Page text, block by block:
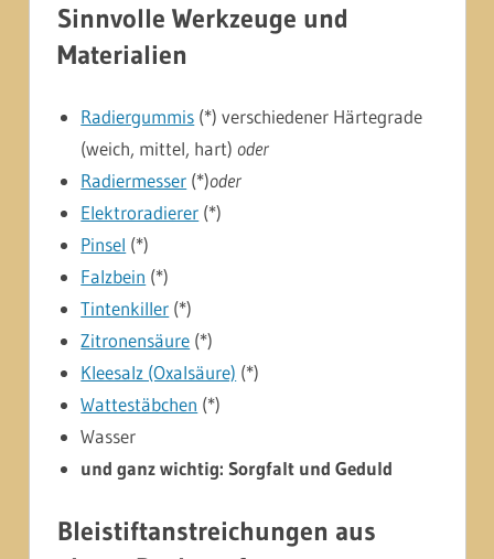
Sinnvolle Werkzeuge und
Materialien
Radiergummis (*) verschiedener Härtegrade
(weich, mittel, hart)oder
Radiermesser (*)oder
Elektroradierer (*)
Pinsel (*)
Falzbein (*)
Tintenkiller (*)
Zitronensäure (*)
Kleesalz (Oxalsäure) (*)
Wattestäbchen (*)
Wasser
und ganz wichtig: Sorgfalt und Geduld
Bleistiftanstreichungen aus